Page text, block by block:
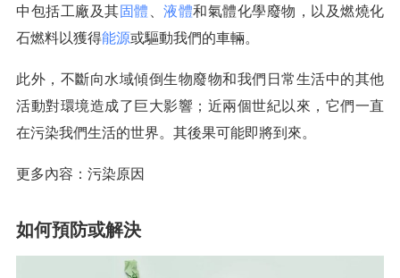
中包括工廠及其固體 液體和氣體化學廢物，以及燃燒化
石燃料以獲得能源或驅動我們的車輛。
此外，不斷向水域傾倒生物廢物和我們日常生活中的其他
活動對環境造成了巨大影響；近兩個世紀以來，它們一直
在污染我們生活的世界。其後果可能即將到來。
更多內容：污染原因
如何預防或解決